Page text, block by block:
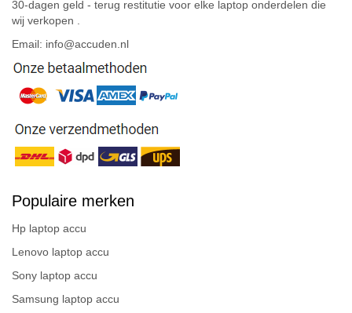
30-dagen geld - terug restitutie voor elke laptop onderdelen die
wij verkopen .
Email: info@accuden.nl
Populaire merken
Hp laptop accu
Lenovo laptop accu
Sony laptop accu
Samsung laptop accu